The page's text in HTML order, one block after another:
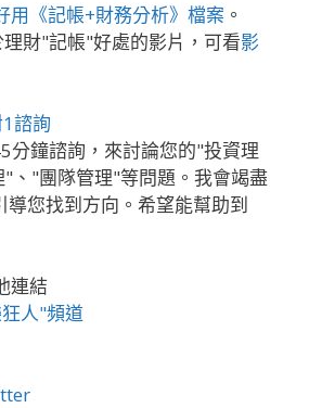
用《記帳+財務分析》檔案 。
財"記帳"好處的影片，可看影
諮詢
分鐘諮詢，來討論您的"投資理
、"團隊管理"等問題。我會竭盡
導您找到方向。希望能幫助到
連結
人"頻道